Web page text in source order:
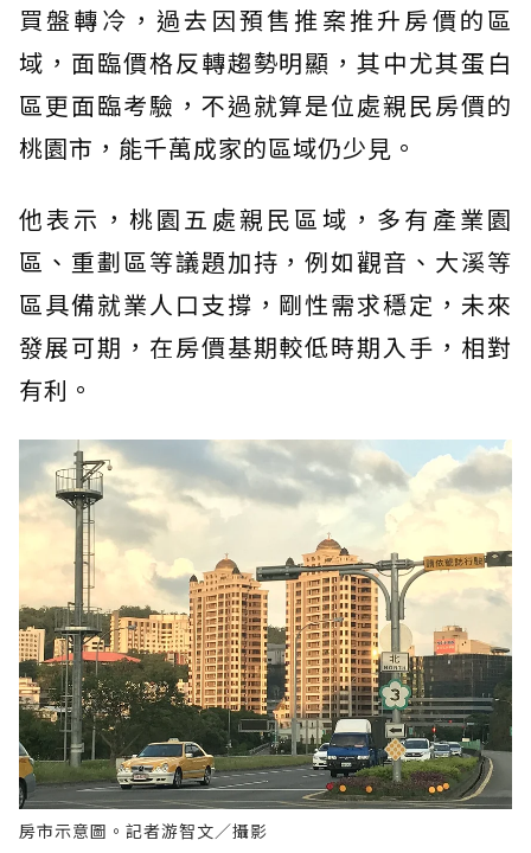
買盤轉冷，過去因預售推案推升房價的區
域，面臨價格反轉趨勢明顯，其中尤其蛋白
區更面臨考驗，不過就算是位處親民房價的
桃園市，能千萬成家的區域仍少見。
他表示，桃園五處親民區域，多有產業園
區、重劃區等議題加持，例如觀音、大溪等
區具備就業人口支撐，剛性需求穩定，未來
發展可期，在房價基期較低時期入手，相對
有利。
房市示意圖。記者游智文／攝影